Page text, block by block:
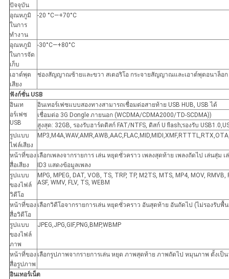
ปัจจุบัน
อุณหภูมิ
ในการ
ทำงาน
-20 °C—+70°C
อุณหภูมิ
ในการจัด
เก็บ
-30°C—+80°C
เอาต์พุต
เสียง
ช่องสัญญาณซ้ายและขวา สเตอริโอ กระจายสัญญาณและเอาต์พุตอนาล็อก
ฟังก์ชั่น USB
อินเท
อร์เฟซ
USB
อินเทอร์เฟซแบบสองทางสามารถเชื่อมต่อสายท้าย USB HUB, USB ได้
เชื่อมต่อ 3G Dongle ภายนอก (WCDMA/CDMA2000/TD-SCDMA))
สูงสุด: 32GB, รองรับฮาร์ดดิสก์ FAT/NTFS, ดิสก์ U flash;รองรับ
รูปแบบ
ไฟล์เสียง
หน้าที่ของ
สื่อเสียง
เลือกเพลงจากรายการ เล่น หยุดชั่วคราว เพลงสุดท้าย เพลงถัดไป เล่นสุ่ม
ID3 แสดงข้อมูลเพลง
รูปแบบ
ของไฟล์
วิดีโอ
MPG, MPEG, DAT, VOB, TS, TRP, TP, M2TS, MTS, MP4, MOV, RMVB,
ASF, WMV, FLV, TS, WEBM
หน้าที่ของ
สื่อวิดีโอ
เลือกวิดีโอจากรายการเล่น หยุดชั่วคราว อันสุดท้าย อันถัดไป (ไม่รองรับพื้
รูปแบบ
ของไฟล์
ภาพ
JPEG,JPG,GIF,PNG,BMP,WBMP
หน้าที่ของ
สื่อรูปภาพ
เลือกรูปภาพจากรายการเล่น หยุด ภาพสุดท้าย ภาพถัดไป หมุนภาพ ตั้งเป็น
อินเทอร์เน็ต